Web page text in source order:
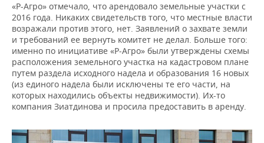
«Р-Агро» отмечало, что арендовало земельные участки с
2016 года. Никаких свидетельств того, что местные власти
возражали против этого, нет. Заявлений о захвате земли
и требований ее вернуть комитет не делал. Больше того:
именно по инициативе «Р-Агро» были утверждены схемы
расположения земельного участка на кадастровом плане
путем раздела исходного надела и образования 16 новых
(из единого надела были исключены те его части, на
которых находились объекты недвижимости). Их-то
компания Зиатдинова и просила предоставить в аренду.